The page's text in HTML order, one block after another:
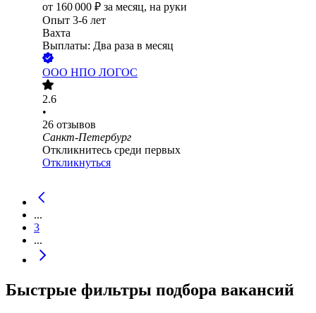
от 160 000 ₽ за месяц, на руки
Опыт 3-6 лет
Вахта
Выплаты: Два раза в месяц
ООО НПО ЛОГОС
2.6
•
26 отзывов
Санкт-Петербург
Откликнитесь среди первых
Откликнуться
...
3
...
Быстрые фильтры подбора вакансий